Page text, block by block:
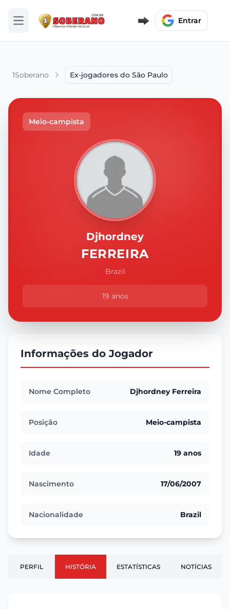
Abrir menu Entrar
1Soberano Ex-jogadores do São Paulo
Meio-campista
Djhordney
FERREIRA
Brazil
19 anos
Informações do Jogador
Nome Completo Djhordney Ferreira
Posição Meio-campista
Idade 19 anos
Nascimento 17/06/2007
Nacionalidade Brazil
PERFIL HISTÓRIA ESTATÍSTICAS NOTÍCIAS